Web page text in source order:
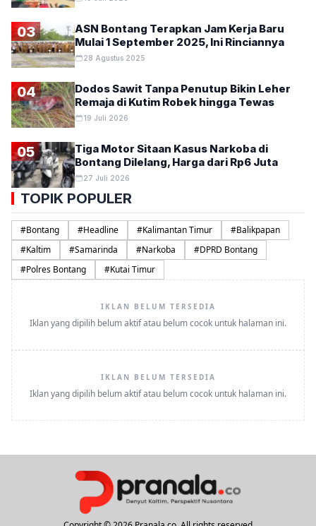
03
ASN Bontang Terapkan Jam Kerja Baru
Mulai 1 September 2025, Ini Rinciannya
28 Agustus 2025
04
Dodos Sawit Tanpa Penutup Bikin Leher
Remaja di Kutim Robek hingga Tewas
19 Juli 2026
05
Tiga Motor Sitaan Kasus Narkoba di
Bontang Dilelang, Harga dari Rp6 Juta
27 Juli 2026
TOPIK POPULER
#Bontang #Headline #Kalimantan Timur #Balikpapan
#Kaltim #Samarinda #Narkoba #DPRD Bontang
#Polres Bontang #Kutai Timur
IKLAN BELUM TERSEDIA
Iklan yang dipilih belum aktif atau belum cocok untuk halaman ini.
IKLAN BELUM TERSEDIA
Iklan yang dipilih belum aktif atau belum cocok untuk halaman ini.